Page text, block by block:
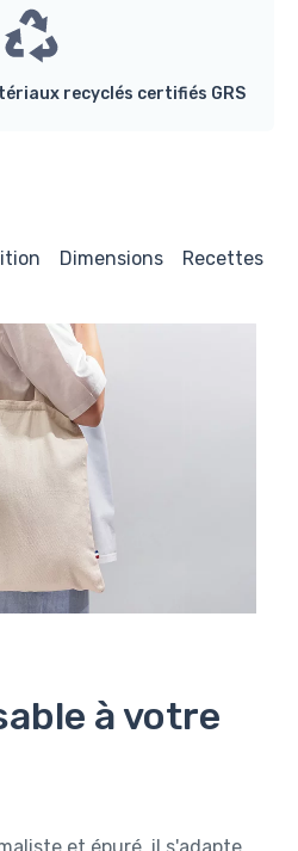
recyclés certifiés GRS
Dimensions Recettes
à votre